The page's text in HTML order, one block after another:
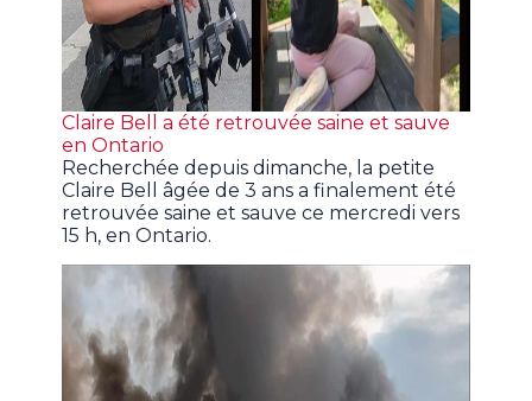
Claire Bell a été retrouvée saine et sauve
en Ontario
Recherchée depuis dimanche, la petite
Claire Bell âgée de 3 ans a finalement été
retrouvée saine et sauve ce mercredi vers
15 h, en Ontario.